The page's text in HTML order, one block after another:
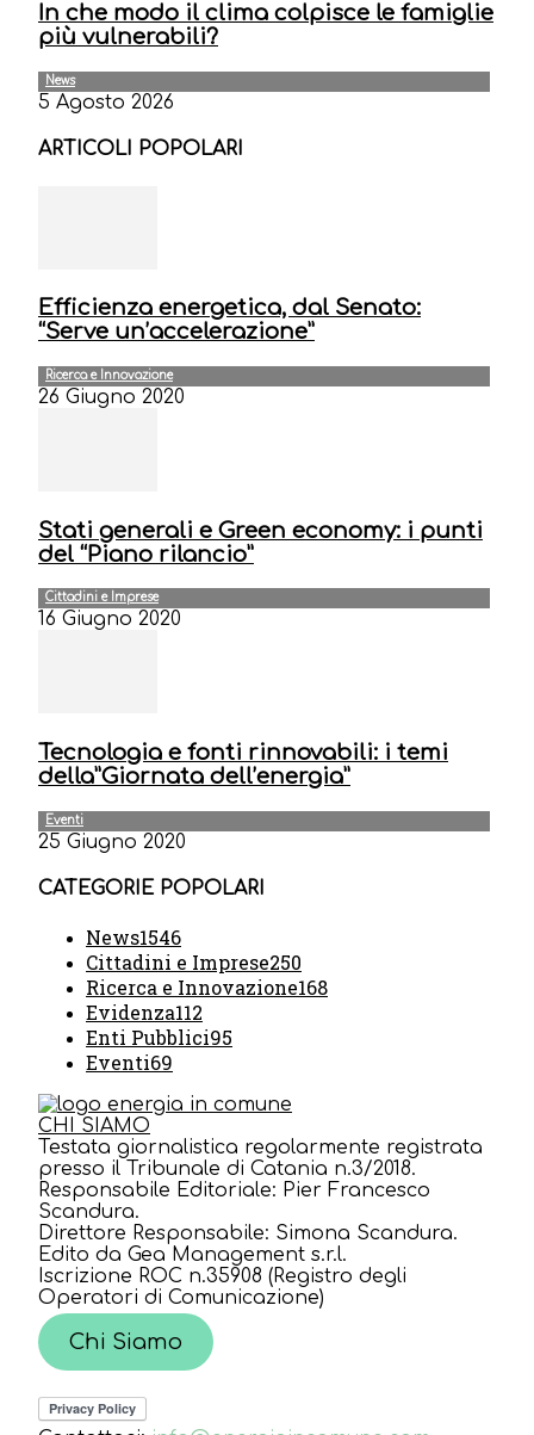
In che modo il clima colpisce le famiglie
più vulnerabili?
News
5 Agosto 2026
ARTICOLI POPOLARI
Efficienza energetica, dal Senato:
“Serve un’accelerazione”
Ricerca e Innovazione
26 Giugno 2020
Stati generali e Green economy: i punti
del “Piano rilancio”
Cittadini e Imprese
16 Giugno 2020
Tecnologia e fonti rinnovabili: i temi
della”Giornata dell’energia”
Eventi
25 Giugno 2020
CATEGORIE POPOLARI
News1546
Cittadini e Imprese250
Ricerca e Innovazione168
Evidenza112
Enti Pubblici95
Eventi69
CHI SIAMO
Testata giornalistica regolarmente registrata
presso il Tribunale di Catania n.3/2018.
Responsabile Editoriale: Pier Francesco
Scandura.
Direttore Responsabile: Simona Scandura.
Edito da Gea Management s.r.l.
Iscrizione ROC n.35908 (Registro degli
Operatori di Comunicazione)
Chi Siamo